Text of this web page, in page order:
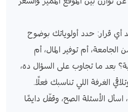
أي قرار: حدد أولوياتك بوضوح
أم توفير المال، أم
بعد ما تجاوب على السؤال ده،
الغرفة اللي تناسبك فعلًا.
اسأل الأسئلة الصح، وقفّل دايمًا